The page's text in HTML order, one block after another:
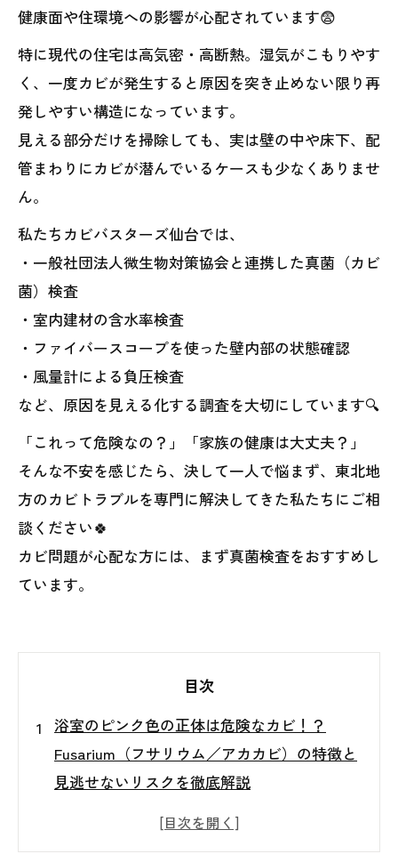
健康面や住環境への影響が心配されています😨
特に現代の住宅は高気密・高断熱。湿気がこもりやす
く、一度カビが発生すると原因を突き止めない限り再
発しやすい構造になっています。
見える部分だけを掃除しても、実は壁の中や床下、配
管まわりにカビが潜んでいるケースも少なくありませ
ん。
私たちカビバスターズ仙台では、
・一般社団法人微生物対策協会と連携した真菌（カビ
菌）検査
・室内建材の含水率検査
・ファイバースコープを使った壁内部の状態確認
・風量計による負圧検査
など、原因を見える化する調査を大切にしています🔍
「これって危険なの？」「家族の健康は大丈夫？」
そんな不安を感じたら、決して一人で悩まず、東北地
方のカビトラブルを専門に解決してきた私たちにご相
談ください🍀
カビ問題が心配な方には、まず真菌検査をおすすめし
ています。
目次
浴室のピンク色の正体は危険なカビ！？
Fusarium（フサリウム／アカカビ）の特徴と
見逃せないリスクを徹底解説
浴室のピンク色のぬめり、正体をご存じです